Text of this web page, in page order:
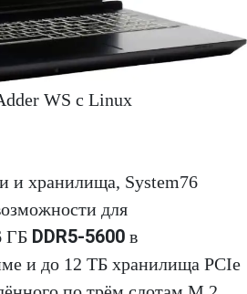
WS с Linux
и хранилища, System76
для
ГБ DDR5-5600 в
и до 12 ТБ хранилища PCIe